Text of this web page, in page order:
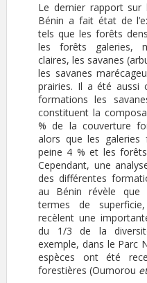
Le dernier rapport sur
Bénin a fait état de
tels que les forêts
les forêts galeries,
claires, les savanes
les savanes
prairies. Il a été aussi
formations les
constituent la
% de la couverture
alors que les galeries
peine 4 % et les
Cependant, une
des différentes
au Bénin révèle que
termes de
recèlent une
du 1/3 de la
exemple, dans le Parc
espèces ont été
forestières (Oumorou